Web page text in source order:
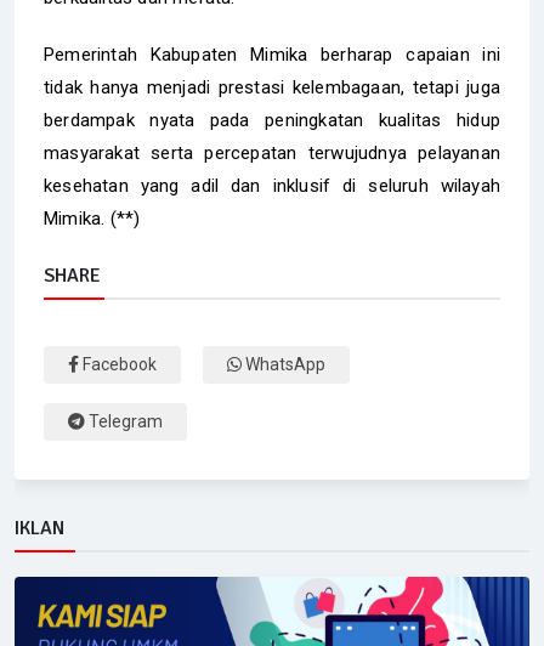
Pemerintah Kabupaten Mimika berharap capaian ini
tidak hanya menjadi prestasi kelembagaan, tetapi juga
berdampak nyata pada peningkatan kualitas hidup
masyarakat serta percepatan terwujudnya pelayanan
kesehatan yang adil dan inklusif di seluruh wilayah
Mimika. (**)
SHARE
Facebook WhatsApp
Telegram
IKLAN